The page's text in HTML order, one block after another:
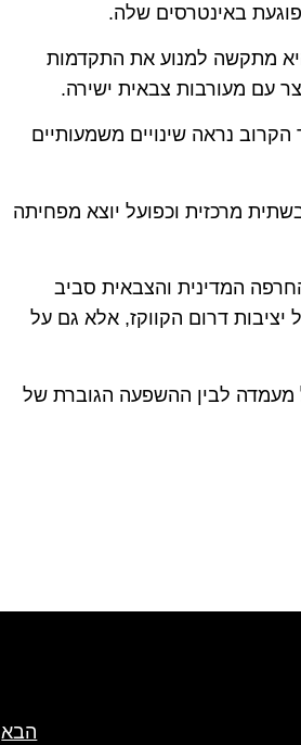
באינטרסים שלה.
מתקשה למנוע את התקדמות
עם מעורבות צבאית ישירה.
נראה שינויים משמעותיים
מרכזית וכפועל יוצא מפחיתה
המדינית והצבאית סביב
דרום הקווקז, אלא גם על
מעמדה לבין ההשפעה הגוברת של
הבא